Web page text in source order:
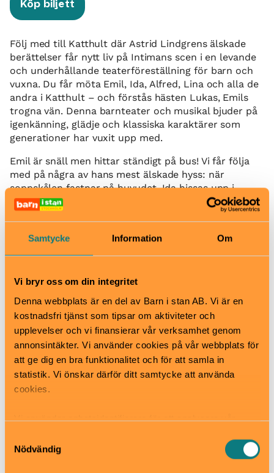
Samtycke Information Om
Vi bryr oss om din integritet
Denna webbplats är en del av Barn i stan AB. Vi är en
kostnadsfri tjänst som tipsar om aktiviteter och
upplevelser och vi finansierar vår verksamhet genom
annonsintäkter. Vi använder cookies på vår webbplats för
att ge dig en bra funktionalitet och för att samla in
statistik. Vi önskar därför ditt samtycke att använda
cookies.
Vi använder enhetsidentifierare för att analysera vår
samt tillhandahålla funktioner för sociala medier. Vi
vidarebefordrar även sådana identifierare och annan
Nödvändig
Köp biljett
Följ med till Katthult där Astrid Lindgrens älskade
berättelser får nytt liv på Intimans scen i en levande
och underhållande teaterföreställning för barn och
vuxna. Du får möta Emil, Ida, Alfred, Lina och alla de
andra i Katthult – och förstås hästen Lukas, Emils
trogna vän. Denna barnteater och musikal bjuder på
igenkänning, glädje och klassiska karaktärer som
generationer har vuxit upp med.
Emil är snäll men hittar ständigt på bus! Vi får följa
med på några av hans mest älskade hyss: när
soppskålen fastnar på huvudet, Ida hissas upp i
flaggstången och när Emil försöker hjälpa Lina med
hennes onda tand. Det ena tokiga upptåget avlöser
brukar, med en förgrymmad pappa och snickeboa…
där ännu en trägubbe ser dagens ljus. Denna musikal
värme med fartfylld show, bus och medryckande
musik.
Med sång, dans och sprudlande energi skapas en
familjeföreställning som passar både stora och små.
När
19 september-29 november
Pris
Hiss och ramper
Kafé